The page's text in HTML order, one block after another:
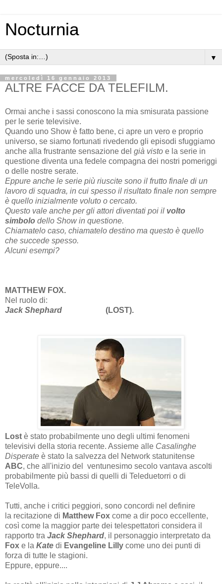
Nocturnia
▼
mercoledì 16 gennaio 2013
ALTRE FACCE DA TELEFILM.
Ormai anche i sassi conoscono la mia smisurata passione
per le serie televisive.
Quando uno Show è fatto bene, ci apre un vero e proprio
universo, se siamo fortunati rivedendo gli episodi sfuggiamo
anche alla frustrante sensazione del già visto e la serie in
questione diventa una fedele compagna dei nostri pomeriggi
o delle nostre serate.
Eppure anche le serie più riuscite sono il frutto finale di un
lavoro di squadra, in cui spesso il risultato finale non sempre
è quello inizialmente voluto o cercato.
Questo vale anche per gli attori diventati poi il volto
simbolo dello Show in questione.
Chiamatelo caso, chiamatelo destino ma questo è quello
che succede spesso.
Alcuni esempi?
MATTHEW FOX.
Nel ruolo di:
Jack Shephard
(LOST).
Lost è stato probabilmente uno degli ultimi fenomeni
televisivi della storia recente. Assieme alle Casalinghe
Disperate è stato la salvezza del Network statunitense
ABC, che all'inizio del ventunesimo secolo vantava ascolti
probabilmente più bassi di quelli di Teleduetorri o di
TeleVolla.
Tutti, anche i critici peggiori, sono concordi nel definire
la recitazione di Matthew Fox come a dir poco eccellente,
così come la maggior parte dei telespettatori considera il
rapporto tra Jack Shephard, il personaggio interpretato da
Fox e la Kate di Evangeline Lilly come uno dei punti di
forza di tutte le stagioni.
Eppure, eppure....